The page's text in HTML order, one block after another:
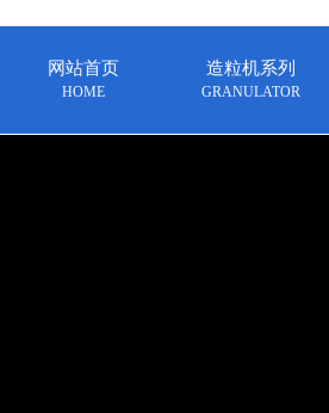
网站首页
HOME
造粒机系列
GRANULATOR